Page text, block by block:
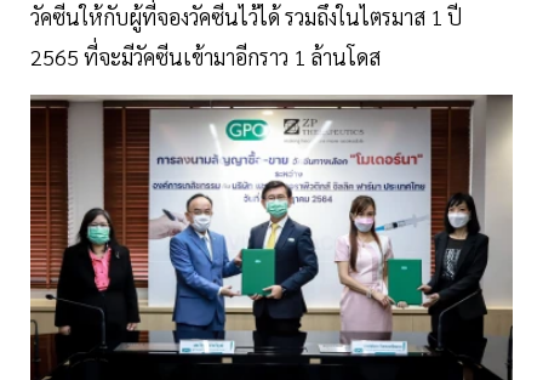
วัคซีนให้กับผู้ที่จองวัคซีนไว้ได้ รวมถึงในไตรมาส 1 ปี
2565 ที่จะมีวัคซีนเข้ามาอีกราว 1 ล้านโดส